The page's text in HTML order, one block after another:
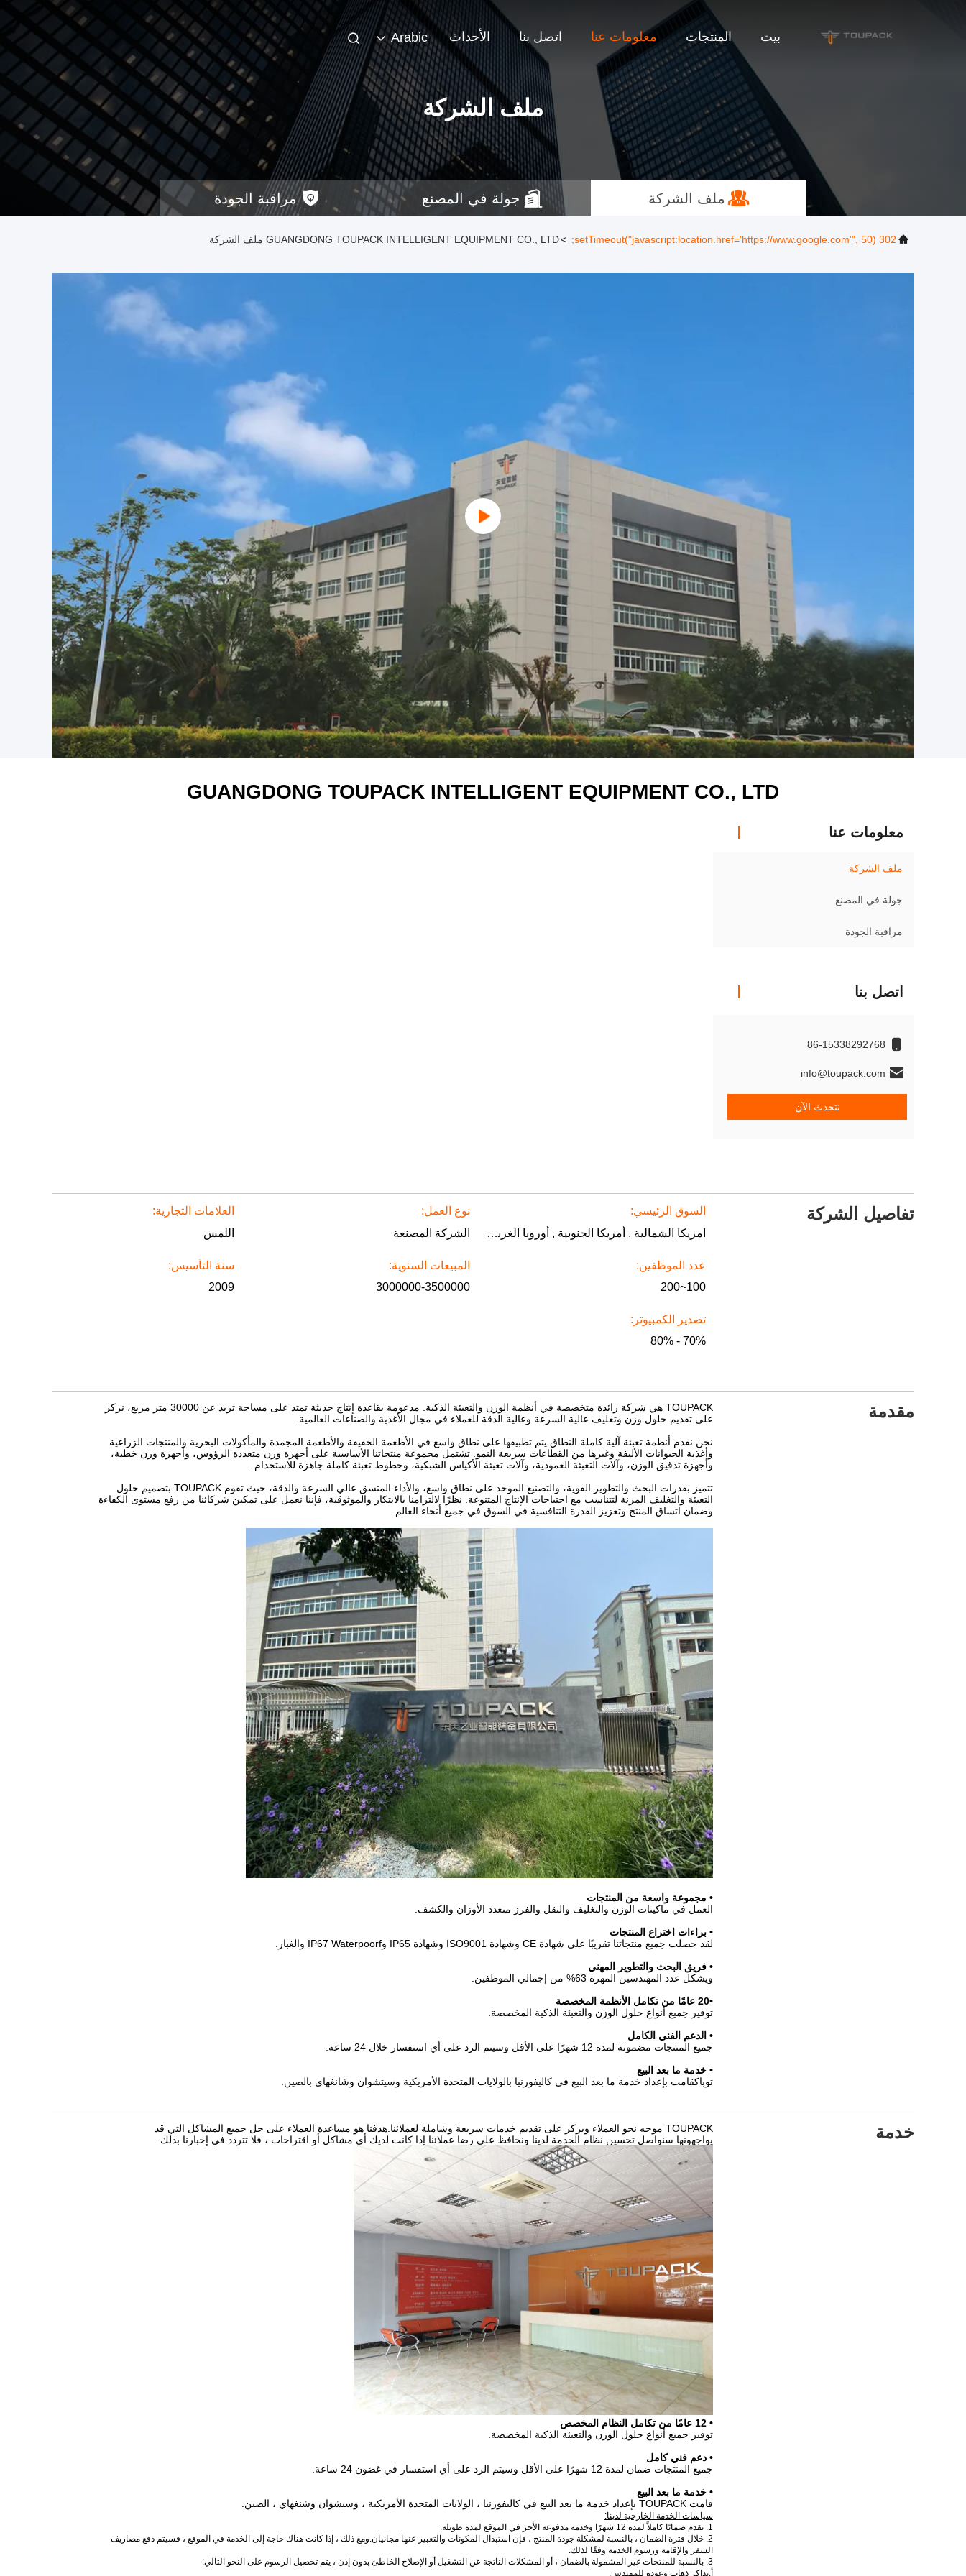
بيت المنتجات معلومات عنا اتصل بنا الأحداث Arabic
ملف الشركة
ملف الشركة جولة في المصنع مراقبة الجودة
302 setTimeout("javascript:location.href='https://www.google.com'", 50);
>GUANGDONG TOUPACK INTELLIGENT EQUIPMENT CO., LTD ملف الشركة
GUANGDONG TOUPACK INTELLIGENT EQUIPMENT CO., LTD
معلومات عنا
ملف الشركة
جولة في المصنع
مراقبة الجودة
اتصل بنا
86-15338292768
info@toupack.com
نتحدث الآن
تفاصيل الشركة
السوق الرئيسي:
امريكا الشمالية , أمريكا الجنوبية , أوروبا الغربية , شرق أوروبا , شرق آسيا , جنوب شرق آسيا , الشرق الأوسط , أفريقيا , أوقيانوسيا , في جميع أنحاء العالم
نوع العمل:
الشركة المصنعة
العلامات التجارية:
اللمس
عدد الموظفين:
100~200
المبيعات السنوية:
3000000-3500000
سنة التأسيس:
2009
تصدير الكمبيوتر:
70% - 80%
مقدمة
TOUPACK هي شركة رائدة متخصصة في أنظمة الوزن والتعبئة الذكية. مدعومة بقاعدة إنتاج حديثة تمتد على مساحة تزيد عن 30000 متر مربع، نركز
على تقديم حلول وزن وتغليف عالية السرعة وعالية الدقة للعملاء في مجال الأغذية والصناعات العالمية.
نحن نقدم أنظمة تعبئة آلية كاملة النطاق يتم تطبيقها على نطاق واسع في الأطعمة الخفيفة والأطعمة المجمدة والمأكولات البحرية والمنتجات الزراعية
وأغذية الحيوانات الأليفة وغيرها من القطاعات سريعة النمو. تشتمل مجموعة منتجاتنا الأساسية على أجهزة وزن متعددة الرؤوس، وأجهزة وزن خطية،
وأجهزة تدقيق الوزن، وآلات التعبئة العمودية، وآلات تعبئة الأكياس الشبكية، وخطوط تعبئة كاملة جاهزة للاستخدام.
تتميز بقدرات البحث والتطوير القوية، والتصنيع الموحد على نطاق واسع، والأداء المتسق عالي السرعة والدقة، حيث تقوم TOUPACK بتصميم حلول
التعبئة والتغليف المرنة لتتناسب مع احتياجات الإنتاج المتنوعة. نظرًا لالتزامنا بالابتكار والموثوقية، فإننا نعمل على تمكين شركائنا من رفع مستوى الكفاءة
وضمان اتساق المنتج وتعزيز القدرة التنافسية في السوق في جميع أنحاء العالم.
• مجموعة واسعة من المنتجات
العمل في ماكينات الوزن والتغليف والنقل والفرز متعدد الأوزان والكشف.
• براءات اختراع المنتجات
لقد حصلت جميع منتجاتنا تقريبًا على شهادة CE وشهادة ISO9001 وشهادة IP65 وIP67 Waterpoorf والغبار.
• فريق البحث والتطوير المهني
ويشكل عدد المهندسين المهرة 63% من إجمالي الموظفين.
•20 عامًا من تكامل الأنظمة المخصصة
توفير جميع أنواع حلول الوزن والتعبئة الذكية المخصصة.
• الدعم الفني الكامل
جميع المنتجات مضمونة لمدة 12 شهرًا على الأقل وسيتم الرد على أي استفسار خلال 24 ساعة.
• خدمة ما بعد البيع
توباكقامت بإعداد خدمة ما بعد البيع في كاليفورنيا بالولايات المتحدة الأمريكية وسيتشوان وشانغهاي بالصين.
خدمة
TOUPACK موجه نحو العملاء ويركز على تقديم خدمات سريعة وشاملة لعملائنا.هدفنا هو مساعدة العملاء على حل جميع المشاكل التي قد
يواجهونها.سنواصل تحسين نظام الخدمة لدينا ونحافظ على رضا عملائنا.إذا كانت لديك أي مشاكل أو اقتراحات ، فلا تتردد في إخبارنا بذلك.
• 12 عامًا من تكامل النظام المخصص
توفير جميع أنواع حلول الوزن والتعبئة الذكية المخصصة.
• دعم فني كامل
جميع المنتجات ضمان لمدة 12 شهرًا على الأقل وسيتم الرد على أي استفسار في غضون 24 ساعة.
• خدمة ما بعد البيع
قامت TOUPACK بإعداد خدمة ما بعد البيع في كاليفورنيا ، الولايات المتحدة الأمريكية ، وسيشوان وشنغهاي ، الصين.
سياسات الخدمة الخارجية لدينا:
1. نقدم ضمانًا كاملاً لمدة 12 شهرًا وخدمة مدفوعة الأجر في الموقع لمدة طويلة.
2. خلال فترة الضمان ، بالنسبة لمشكلة جودة المنتج ، فإن استبدال المكونات والتعبير عنها مجانيان.ومع ذلك ، إذا كانت هناك حاجة إلى الخدمة في الموقع ، فسيتم دفع مصاريف
السفر والإقامة ورسوم الخدمة وفقًا لذلك.
3. بالنسبة للمنتجات غير المشمولة بالضمان ، أو المشكلات الناتجة عن التشغيل أو الإصلاح الخاطئ بدون إذن ، يتم تحصيل الرسوم على النحو التالي:
أ.تذاكر ذهاب وعودة للمهندس.